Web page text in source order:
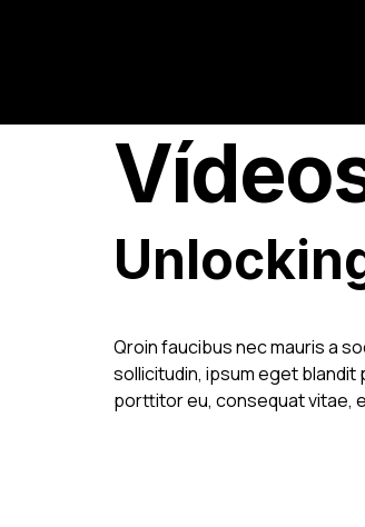
Qroin faucibus nec mauris a
sollicitudin, ipsum eget blandit
porttitor eu, consequat vitae,